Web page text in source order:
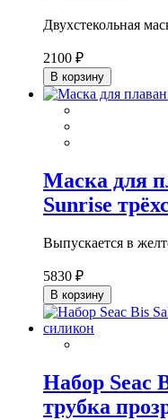
Двухстекольная
2100 ₽
В корзину
Маска для
Sunrise
Выпускается в
5830 ₽
В корзину
Набор Seac
трубка